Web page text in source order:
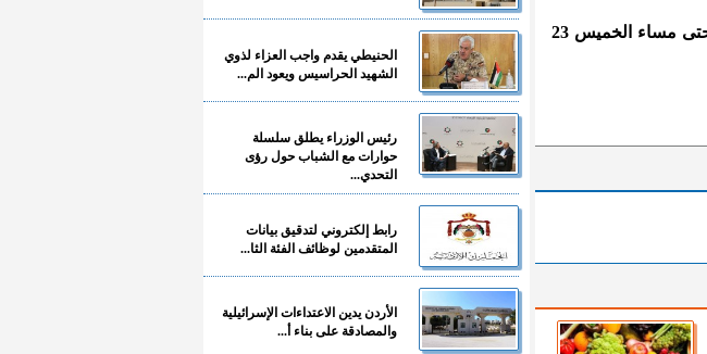
وقالت الوزارة في بيان صحفي سابق ، إن عملية التسجيل من صباح الأحد وحتى مساء الخميس 23
الحنيطي يقدم واجب العزاء لذوي
الشهيد الحراسيس ويعود الم...
رئيس الوزراء يطلق سلسلة
حوارات مع الشباب حول رؤى
التحدي...
رابط إلكتروني لتدقيق بيانات
المتقدمين لوظائف الفئة الثا...
الأردن يدين الاعتداءات الإسرائيلية
والمصادقة على بناء أ...